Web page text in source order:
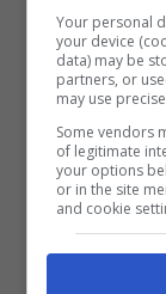
Your personal
your device
data) may be
partners, or
may use
Some vendors
of legitimate
your options
or in the site
and cookie